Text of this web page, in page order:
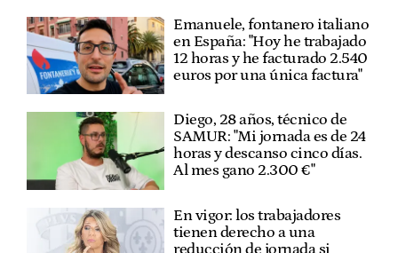
Emanuele, fontanero italiano
en España: "Hoy he trabajado
12 horas y he facturado 2.540
euros por una única factura"
Diego, 28 años, técnico de
SAMUR: "Mi jornada es de 24
horas y descanso cinco días.
Al mes gano 2.300 €"
En vigor: los trabajadores
tienen derecho a una
reducción de jornada si